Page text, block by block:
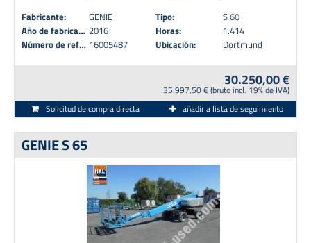
Fabricante: GENIE Tipo:
S 60
Año de fabricación: 2016 Horas:
1.414
Número de referencia: 16005487 Ubicación: Dortmund
30.250,00 €
35.997,50 € (bruto incl. 19% de IVA)
Solicitud de compra directa
añadir a lista de seguimiento
GENIE S 65